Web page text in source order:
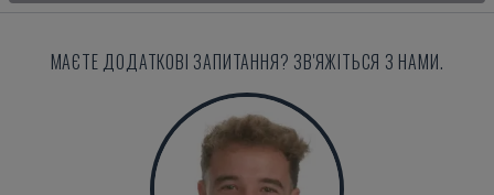
МАЄТЕ ДОДАТКОВІ ЗАПИТАННЯ? ЗВ'ЯЖІТЬСЯ З НАМИ.